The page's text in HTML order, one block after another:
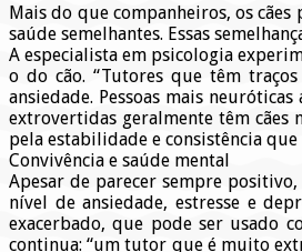
Mais do que companheiros, os
saúde semelhantes. Essas
A especialista em psicologia
o do cão. “Tutores que têm
ansiedade. Pessoas mais
extrovertidas geralmente têm cães
pela estabilidade e consistência
Convivência e saúde mental
Apesar de parecer sempre
nível de ansiedade, estresse e
exacerbado, que pode ser usado
continua: “um tutor que é muito